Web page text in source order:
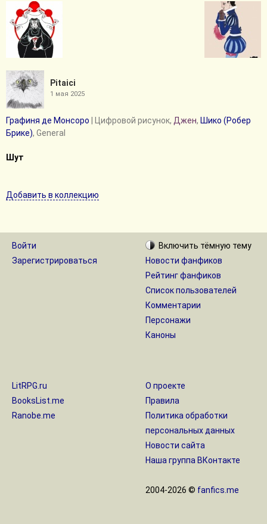
Pitaici
1 мая 2025
Графиня де Монсоро | Цифровой рисунок, Джен, Шико (Робер
Брике), General
Шут
Добавить в коллекцию
Войти
Зарегистрироваться
Включить тёмную тему
Новости фанфиков
Рейтинг фанфиков
Список пользователей
Комментарии
Персонажи
Каноны
LitRPG.ru
BooksList.me
Ranobe.me
О проекте
Правила
Политика обработки
персональных данных
Новости сайта
Наша группа ВКонтакте
2004-2026 © fanfics.me